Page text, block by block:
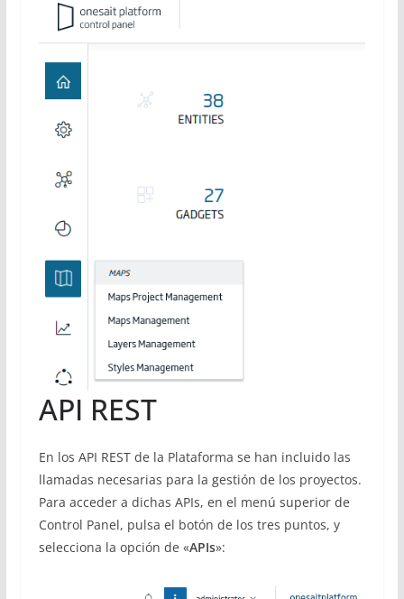
API REST
En los API REST de la Plataforma se han incluido las
llamadas necesarias para la gestión de los proyectos.
Para acceder a dichas APIs, en el menú superior de
Control Panel, pulsa el botón de los tres puntos, y
selecciona la opción de «APIs»: